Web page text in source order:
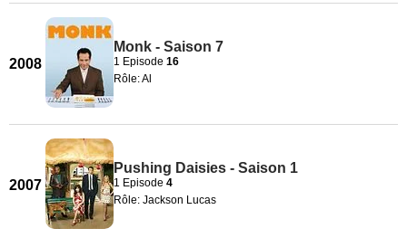
2008
Monk - Saison 7
1 Episode 16
Rôle: Al
2007
Pushing Daisies - Saison 1
1 Episode 4
Rôle: Jackson Lucas